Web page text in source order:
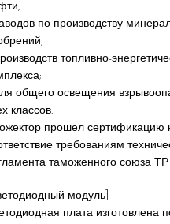
по производству
топливно-
общего освещения
классов.
прошел сертификацию
требованиям
таможенного союза ТР
модуль]
плата изготовлена